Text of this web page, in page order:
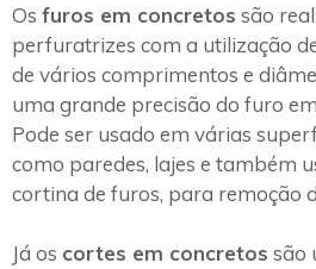
Os furos em concretos são
perfuratrizes com a utilização
de vários comprimentos e
uma grande precisão do furo
Pode ser usado em várias
como paredes, lajes e também
cortina de furos, para remoção
Já os cortes em concretos são